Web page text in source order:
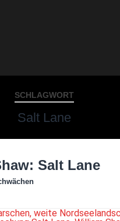
SCHLAGWORT
Salt Lane
Salt Lane